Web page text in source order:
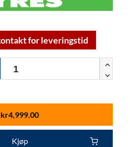
for leveringstid
kr4,999.00
Kjøp